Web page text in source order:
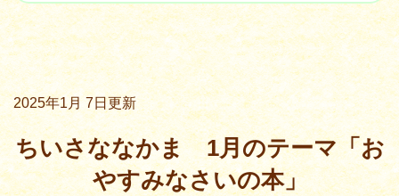
2025年1月 7日更新
ちいさななかま 1月のテーマ「お
やすみなさいの本」